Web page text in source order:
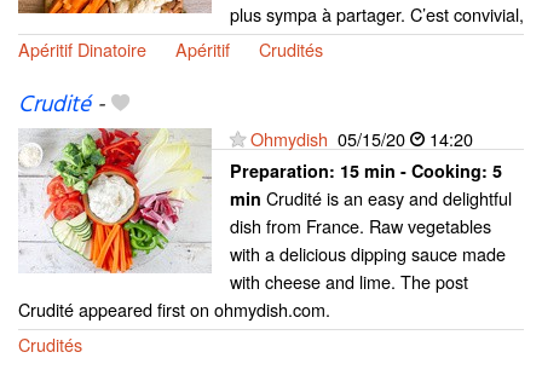
plus sympa à partager. C’est convivial,
Apéritif Dinatoire
Apéritif Crudités
Crudité-
Ohmydish 05/15/20 14:20
Preparation: 15 min - Cooking: 5
min Crudité is an easy and delightful
dish from France. Raw vegetables
with a delicious dipping sauce made
with cheese and lime. The post
Crudité appeared first on ohmydish.com.
Crudités